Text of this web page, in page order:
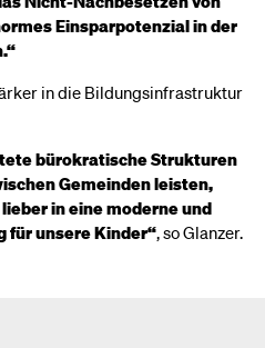
Einsparpotenzial in der
in die Bildungsinfrastruktur
bürokratische Strukturen
Gemeinden leisten,
in eine moderne und
für unsere Kinder“, so Glanzer.